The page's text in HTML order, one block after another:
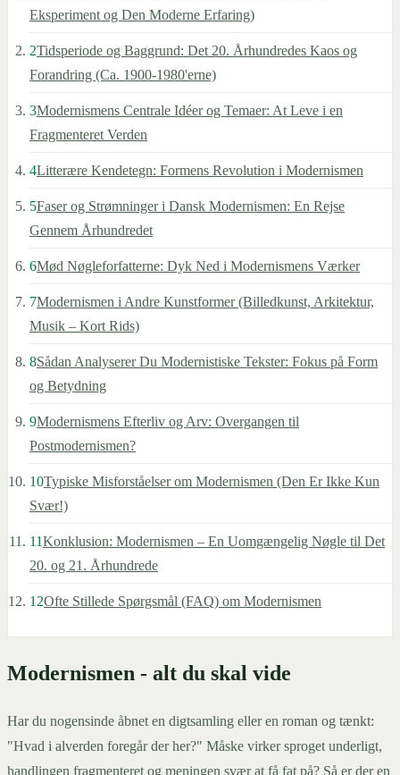
Eksperiment og Den Moderne Erfaring)
2Tidsperiode og Baggrund: Det 20. Århundredes Kaos og
Forandring (Ca. 1900-1980'erne)
3Modernismens Centrale Idéer og Temaer: At Leve i en
Fragmenteret Verden
4Litterære Kendetegn: Formens Revolution i Modernismen
5Faser og Strømninger i Dansk Modernismen: En Rejse
Gennem Århundredet
6Mød Nøgleforfatterne: Dyk Ned i Modernismens Værker
7Modernismen i Andre Kunstformer (Billedkunst, Arkitektur,
Musik – Kort Rids)
8Sådan Analyserer Du Modernistiske Tekster: Fokus på Form
og Betydning
9Modernismens Efterliv og Arv: Overgangen til
Postmodernismen?
10Typiske Misforståelser om Modernismen (Den Er Ikke Kun
Svær!)
11Konklusion: Modernismen – En Uomgængelig Nøgle til Det
20. og 21. Århundrede
12Ofte Stillede Spørgsmål (FAQ) om Modernismen
Modernismen - alt du skal vide
Har du nogensinde åbnet en digtsamling eller en roman og tænkt:
"Hvad i alverden foregår der her?" Måske virker sproget underligt,
handlingen fragmenteret og meningen svær at få fat på? Så er der en